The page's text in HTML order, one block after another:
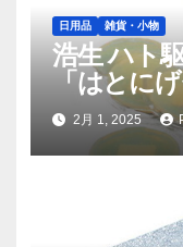
日用品 雑貨・小物
浩生 ハト
「はとに
2月 1, 2025